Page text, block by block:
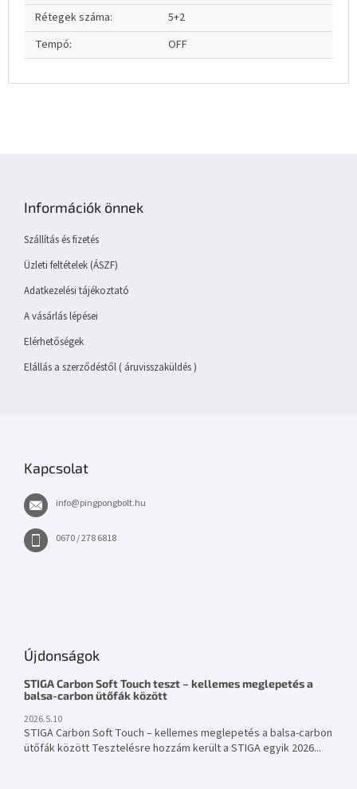
Rétegek száma:
5+2
Tempó: OFF
Információk önnek
Szállítás és fizetés
Üzleti feltételek (ÁSZF)
Adatkezelési tájékoztató
A vásárlás lépései
Elérhetőségek
Elállás a szerződéstől ( áruvisszaküldés )
Kapcsolat
info@pingpongbolt.hu
0670 / 278 6818
Újdonságok
STIGA Carbon Soft Touch teszt – kellemes meglepetés a
balsa-carbon ütőfák között
2026.5.10
STIGA Carbon Soft Touch – kellemes meglepetés a balsa-carbon
ütőfák között Tesztelésre hozzám került a STIGA egyik 2026...